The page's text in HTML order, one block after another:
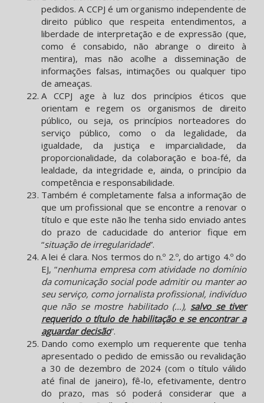
pedidos. A CCPJ é um organismo independente de
direito público que respeita entendimentos, a
liberdade de interpretação e de expressão (que,
como é consabido, não abrange o direito à
mentira), mas não acolhe a disseminação de
informações falsas, intimações ou qualquer tipo
de ameaças.
A CCPJ age à luz dos princípios éticos que
orientam e regem os organismos de direito
público, ou seja, os princípios norteadores do
serviço público, como o da legalidade, da
igualdade, da justiça e imparcialidade, da
proporcionalidade, da colaboração e boa-fé, da
lealdade, da integridade e, ainda, o princípio da
competência e responsabilidade.
Também é completamente falsa a informação de
que um profissional que se encontre a renovar o
título e que este não lhe tenha sido enviado antes
do prazo de caducidade do anterior fique em
“situação de irregularidade”.
A lei é clara. Nos termos do n.º 2.º, do artigo 4.º do
EJ, “nenhuma empresa com atividade no domínio
da comunicação social pode admitir ou manter ao
seu serviço, como jornalista profissional, indivíduo
que não se mostre habilitado (…), salvo se tiver
requerido o título de habilitação e se encontrar a
aguardar decisão”.
Dando como exemplo um requerente que tenha
apresentado o pedido de emissão ou revalidação
a 30 de dezembro de 2024 (com o título válido
até final de janeiro), fê-lo, efetivamente, dentro
do prazo, mas só poderá considerar que a